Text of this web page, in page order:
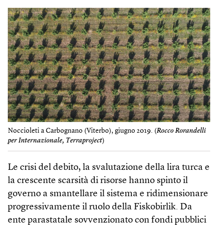
Noccioleti a Carbognano (Viterbo), giugno 2019. (Rocco Rorandelli
per Internazionale, Terraproject)
Le crisi del debito, la svalutazione della lira turca e
la crescente scarsità di risorse hanno spinto il
governo a smantellare il sistema e ridimensionare
progressivamente il ruolo della Fiskobirlik. Da
ente parastatale sovvenzionato con fondi pubblici